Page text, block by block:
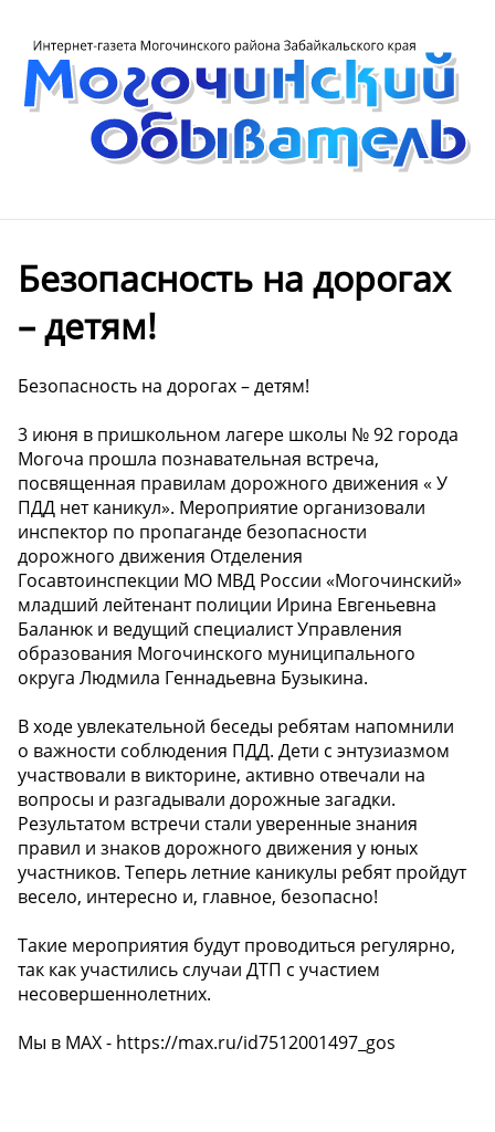
Безопасность на дорогах
– детям!
Безопасность на дорогах – детям!
️3 июня в пришкольном лагере школы № 92 города
Могоча прошла познавательная встреча,
посвященная правилам дорожного движения « У
ПДД нет каникул». Мероприятие организовали
инспектор по пропаганде безопасности
дорожного движения Отделения
Госавтоинспекции МО МВД России «Могочинский»
младший лейтенант полиции Ирина Евгеньевна
Баланюк и ведущий специалист Управления
образования Могочинского муниципального
округа Людмила Геннадьевна Бузыкина.
В ходе увлекательной беседы ребятам напомнили
о важности соблюдения ПДД. Дети с энтузиазмом
участвовали в викторине, активно отвечали на
вопросы и разгадывали дорожные загадки.
Результатом встречи стали уверенные знания
правил и знаков дорожного движения у юных
участников. Теперь летние каникулы ребят пройдут
весело, интересно и, главное, безопасно!
Такие мероприятия будут проводиться регулярно,
так как участились случаи ДТП с участием
несовершеннолетних.
Мы в МАХ - https://max.ru/id7512001497_gos